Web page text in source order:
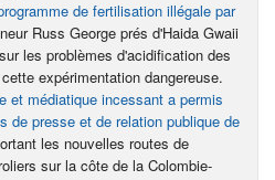
de fertilisation illégale par
Russ George prés d'Haida Gwaii
les problèmes d'acidification des
expérimentation dangereuse.
et médiatique incessant a permis
de presse et de relation publique de
les nouvelles routes de
sur la côte de la Colombie-